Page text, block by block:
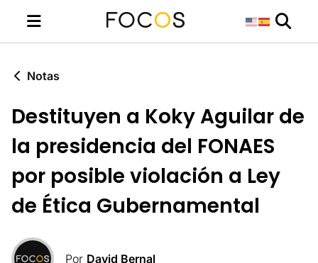
Notas
Destituyen a Koky Aguilar de
la presidencia del FONAES
por posible violación a Ley
de Ética Gubernamental
Por David Bernal